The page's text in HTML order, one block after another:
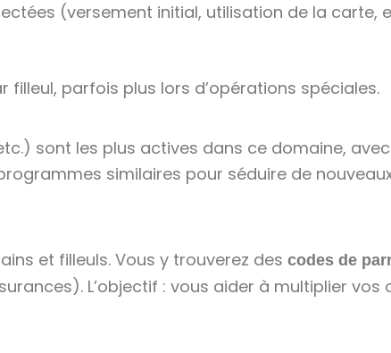
(versement initial, utilisation de la carte,
parfois plus lors d’opérations spéciales.
sont les plus actives dans ce domaine,
similaires pour séduire de
et filleuls. Vous y trouverez des codes de
L’objectif : vous aider à multiplier